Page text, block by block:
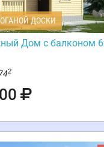
ДОСКИ
Дом с балконом
2